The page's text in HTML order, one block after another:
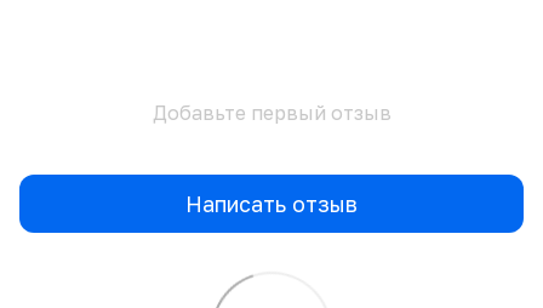
Добавьте первый отзыв
Написать отзыв